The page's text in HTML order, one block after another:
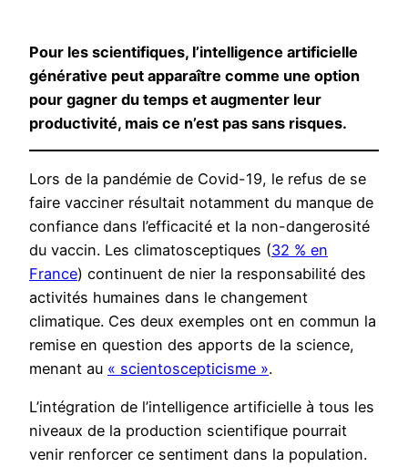
Pour les scientifiques, l’intelligence artificielle
générative peut apparaître comme une option
pour gagner du temps et augmenter leur
productivité, mais ce n’est pas sans risques.
Lors de la pandémie de Covid-19, le refus de se
faire vacciner résultait notamment du manque de
confiance dans l’efficacité et la non-dangerosité
du vaccin. Les climatosceptiques (32 % en
France) continuent de nier la responsabilité des
activités humaines dans le changement
climatique. Ces deux exemples ont en commun la
remise en question des apports de la science,
menant au « scientoscepticisme ».
L’intégration de l’intelligence artificielle à tous les
niveaux de la production scientifique pourrait
venir renforcer ce sentiment dans la population.